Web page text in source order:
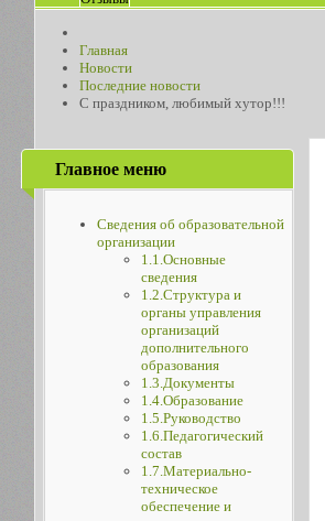
Главная
Новости
Последние новости
С праздником, любимый хутор!!!
Главное меню
Сведения об образовательной
организации
1.1.Основные
сведения
1.2.Структура и
органы управления
организаций
дополнительного
образования
1.3.Документы
1.4.Образование
1.5.Руководство
1.6.Педагогический
состав
1.7.Материально-
техническое
обеспечение и